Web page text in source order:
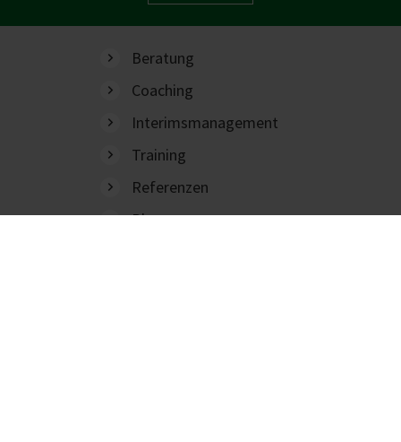
Beratung
Coaching
Interimsmanagement
Training
Referenzen
Blog